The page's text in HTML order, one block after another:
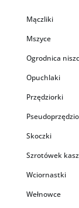
Mączliki
Mszyce
Ogrodnica
Opuchlaki
Przędziorki
Skoczki
Szrotówek
Wciornastki
Wełnowce